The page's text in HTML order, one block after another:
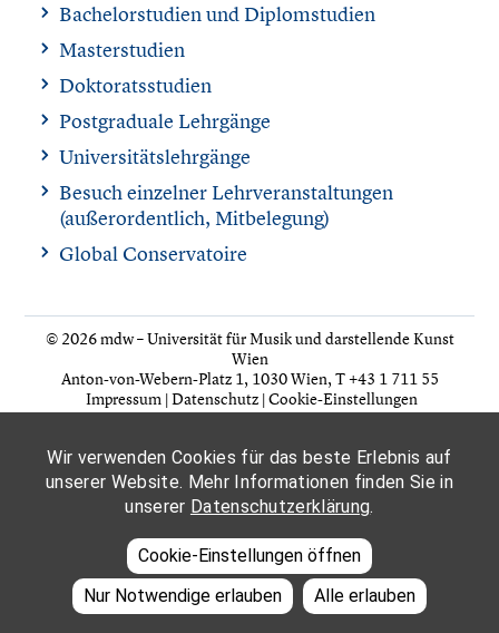
Wir verwenden Cookies für das beste Erlebnis auf
unserer Website. Mehr Informationen finden Sie in
unserer Datenschutzerklärung.
Cookie-Einstellungen öffnen
Nur Notwendige erlauben
Alle erlauben
Bachelorstudien und Diplomstudien
Masterstudien
Doktoratsstudien
Postgraduale Lehrgänge
Universitätslehrgänge
Besuch einzelner Lehrveranstaltungen
(außerordentlich, Mitbelegung)
Global Conservatoire
© 2026 mdw – Universität für Musik und darstellende Kunst
Wien
Anton-von-Webern-Platz 1, 1030 Wien, T +43 1 711 55
Impressum|Datenschutz|Cookie-Einstellungen